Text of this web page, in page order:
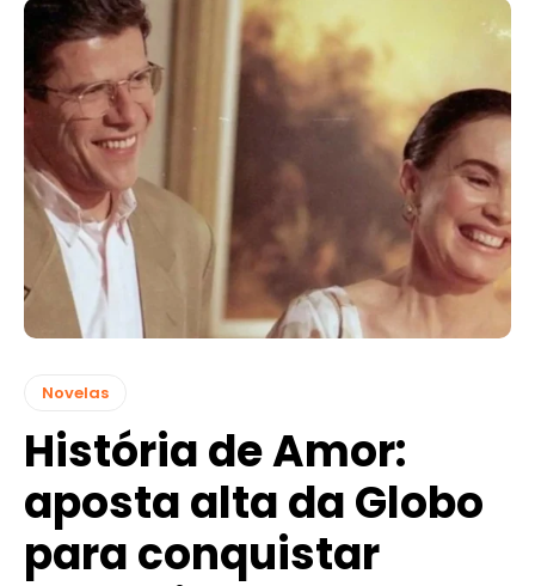
Novelas
História de Amor:
aposta alta da Globo
para conquistar